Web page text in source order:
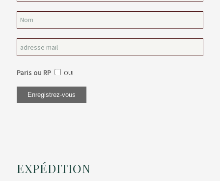
Paris ou RP OUI
EXPÉDITION